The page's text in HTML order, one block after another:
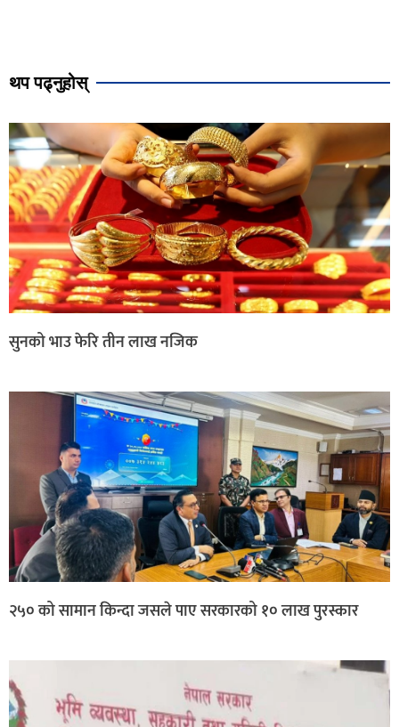
थप पढ्नुहोस्
सुनको भाउ फेरि तीन लाख नजिक
२५० को सामान किन्दा जसले पाए सरकारको १० लाख पुरस्कार